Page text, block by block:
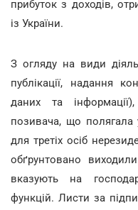
прибуток з доходів,
із України.
З огляду на види
публікації, надання
даних та
позивача, що полягала
для третіх осіб
обґрунтовано
вказують на
функцій. Листи за